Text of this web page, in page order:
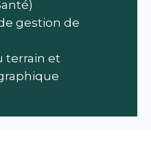
gestion de
terrain et